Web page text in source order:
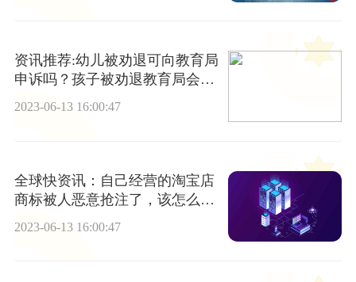
资讯推荐:幼儿被劝退可向教育局
申诉吗？孩子被劝退教育局会管
吗？
2023-06-13 16:00:47
全球快资讯：自己经营的淘宝店
商标被人恶意抢注了，该怎么维
2023-06-13 16:00:47